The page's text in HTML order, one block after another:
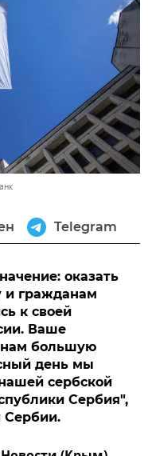
Telegram
оказать
и гражданам
к своей
Ваше
нам большую
день мы
сербской
Сербия",
Сербии.